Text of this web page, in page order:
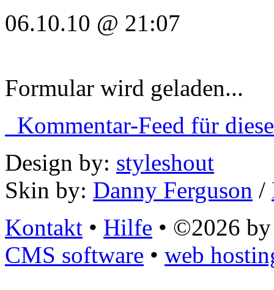
06.10.10 @ 21:07
Formular wird geladen...
Kommentar-Feed für
Design by: styleshout
Skin by: Danny Ferguson /
Kontakt • Hilfe • ©2026
CMS software • web